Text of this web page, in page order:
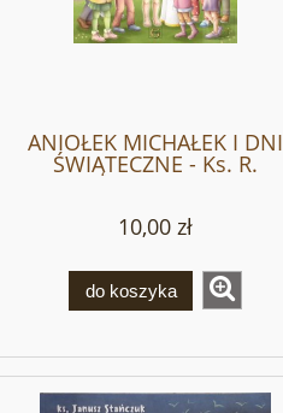
ANIOŁEK MICHAŁEK I DNI
ŚWIĄTECZNE - Ks. R.
10,00 zł
do koszyka